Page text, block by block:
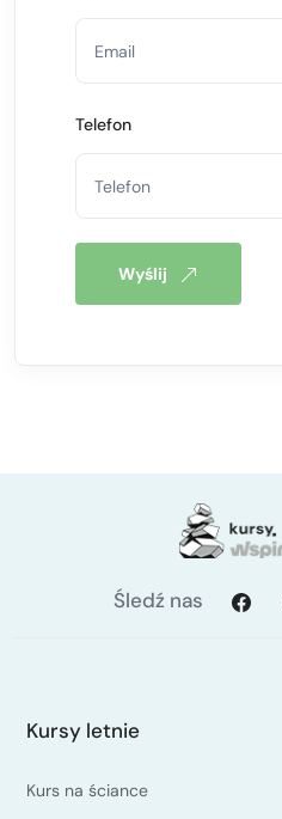
Telefon
Wyślij
Śledź nas
Kursy letnie
Kurs na ściance